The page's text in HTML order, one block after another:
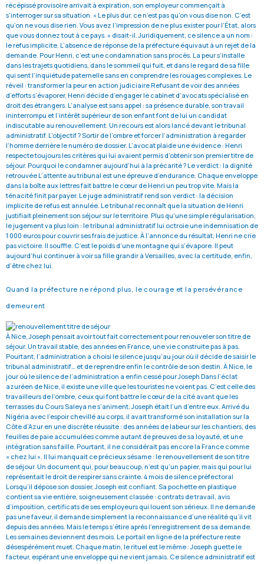
récépissé provisoire arrivait à expiration, son employeur commençait à
s’interroger sur sa situation. « Le plus dur, ce n’est pas qu’on vous dise non. C’est
qu’on ne vous dise rien. Vous avez l’impression de ne plus exister pour l’État, alors
que vous donnez tout à ce pays. » disait-il. Juridiquement, ce silence a un nom :
le refus implicite. L’absence de réponse de la préfecture équivaut à un rejet de la
demande. Pour Henri, c’est une condamnation sans procès. La peur s’installe
dans les trajets quotidiens, dans le sommeil qui fuit, et dans le regard de sa fille
qui sent l’inquiétude paternelle sans en comprendre les rouages complexes. Le
réveil : transformer la peur en action judiciaire Refusant de voir des années
d’efforts s’évaporer, Henri décide d’engager le cabinet d’avocats spécialisé en
droit des étrangers. L’analyse est sans appel : sa présence durable, son travail
ininterrompu et l’intérêt supérieur de son enfant font de lui un candidat
indiscutable au renouvellement. Un recours est alors lancé devant le tribunal
administratif. L’objectif ? Sortir de l’ombre et forcer l’administration à regarder
l’homme derrière le numéro de dossier. L’avocat plaide une évidence : Henri
respecte toujours les critères qui lui avaient permis d’obtenir son premier titre de
séjour. Pourquoi le condamner aujourd’hui à la précarité ? Le verdict : la dignité
retrouvée L’attente au tribunal est une épreuve d’endurance. Chaque enveloppe
dans la boîte aux lettres fait battre le cœur de Henri un peu trop vite. Mais la
ténacité finit par payer. Le juge administratif rend son verdict : la décision
implicite de refus est annulée. Le tribunal reconnaît que la situation de Henri
justifiait pleinement son séjour sur le territoire. Plus qu’une simple régularisation,
le jugement va plus loin : le tribunal administratif lui octroie une indemnisation de
1 000 euros pour couvrir ses frais de justice. À l’annonce du résultat, Henri ne crie
pas victoire. Il souffle. C’est le poids d’une montagne qui s’évapore. Il peut
aujourd’hui continuer à voir sa fille grandir à Versailles, avec la certitude, enfin,
d’être chez lui.
Quand la préfecture ne répond plus, le courage et la persévérance
demeurent
À Nice, Joseph pensait avoir tout fait correctement pour renouveler son titre de
séjour. Un travail stable, des années en France, une vie construite pas à pas.
Pourtant, l’administration a choisi le silence jusqu’au jour où il décide de saisir le
tribunal administratif… et de reprendre enfin le contrôle de son destin. À Nice, le
jour où le silence de l’administration a enfin cessé pour Joseph Dans l’éclat
azuréen de Nice, il existe une ville que les touristes ne voient pas. C’est celle des
travailleurs de l’ombre, ceux qui font battre le cœur de la cité avant que les
terrasses du Cours Saleya ne s’animent. Joseph était l’un d’entre eux. Arrivé du
Nigéria avec l’espoir chevillé au corps, il avait transformé son installation sur la
Côte d’Azur en une discrète réussite : des années de labeur sur les chantiers, des
feuilles de paie accumulées comme autant de preuves de sa loyauté, et une
intégration sans faille. Pourtant, il ne considérait pas encore la France comme
« chez lui ». Il lui manquait ce précieux sésame : le renouvellement de son titre
de séjour. Un document qui, pour beaucoup, n’est qu’un papier, mais qui pour lui
représentait le droit de respirer sans crainte. 4 mois de silence préfectoral
Lorsqu’il dépose son dossier, Joseph est confiant. Sa pochette en plastique
contient sa vie entière, soigneusement classée : contrats de travail, avis
d’imposition, certificats de ses employeurs qui louent son sérieux. Il ne demande
pas une faveur, il demande simplement la reconnaissance d’une réalité qu’il vit
depuis des années. Mais le temps s’étire après l’enregistrement de sa demande.
Les semaines deviennent des mois. Le portail en ligne de la préfecture reste
désespérément muet. Chaque matin, le rituel est le même : Joseph guette le
facteur, espérant une enveloppe qui ne vient jamais. Ce silence administratif est